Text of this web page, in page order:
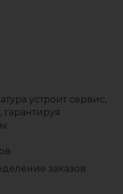
устроит сервис,
заказов.